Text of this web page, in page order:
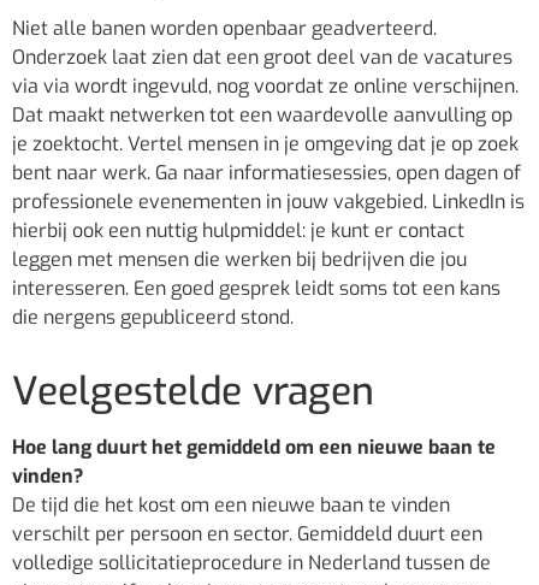
Niet alle banen worden openbaar geadverteerd.
Onderzoek laat zien dat een groot deel van de vacatures
via via wordt ingevuld, nog voordat ze online verschijnen.
Dat maakt netwerken tot een waardevolle aanvulling op
je zoektocht. Vertel mensen in je omgeving dat je op zoek
bent naar werk. Ga naar informatiesessies, open dagen of
professionele evenementen in jouw vakgebied. LinkedIn is
hierbij ook een nuttig hulpmiddel: je kunt er contact
leggen met mensen die werken bij bedrijven die jou
interesseren. Een goed gesprek leidt soms tot een kans
die nergens gepubliceerd stond.
Veelgestelde vragen
Hoe lang duurt het gemiddeld om een nieuwe baan te
vinden?
De tijd die het kost om een nieuwe baan te vinden
verschilt per persoon en sector. Gemiddeld duurt een
volledige sollicitatieprocedure in Nederland tussen de